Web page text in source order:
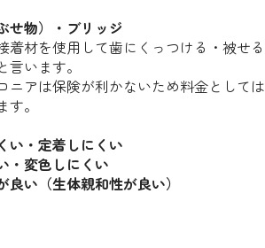
せ物）・ブリッジ
材を使用して歯にくっつける・被せる
います。
ニアは保険が利かないため料金としては
。
い・定着しにくい
変色しにくい
（生体親和性が良い）